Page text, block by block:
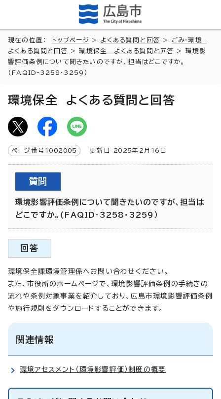
現在の位置： トップページ > よくある質問と回答 > ごみ・環境
よくある質問と回答
>環境保全 よくある質問と回答
> 環境影
響評価条例について聞きたいのですが、担当はどこですか。
(FAQID-3258・3259）
環境保全 よくある質問と回答
ページ番号 1002005 更新日 2025年2月 16 日
質問
環境影響評価条例について聞きたいのですが、担当は
どこですか。(FAQID-3258・3259）
回答
環境保全課環境管理係へお問い合わせください。
また、市役所のホームページで、環境影響評価条例の手続きの
流れや条例対象事業を紹介しており、広島市環境影響評価条例
や施行規則をダウンロードすることができます。
関連情報
環境アセスメント（環境影響評価）制度の概要